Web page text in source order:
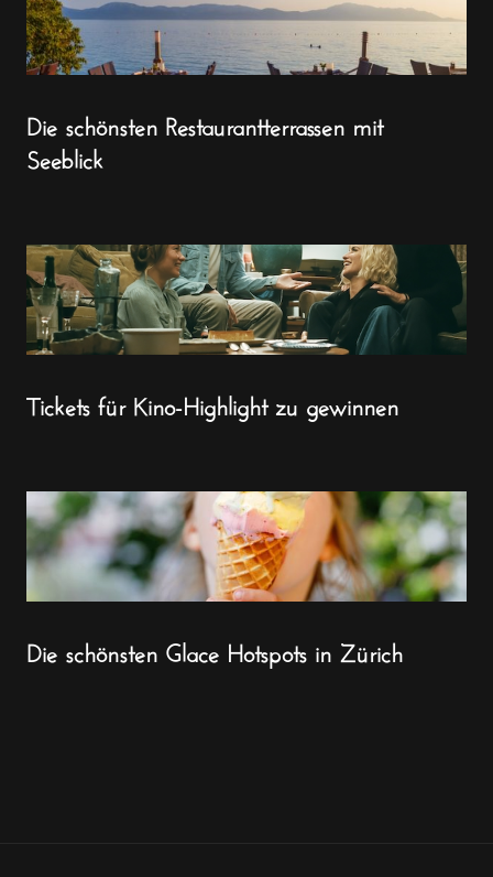
Die schönsten Restaurantterrassen mit
Seeblick
Tickets für Kino-Highlight zu gewinnen
Die schönsten Glace Hotspots in Zürich